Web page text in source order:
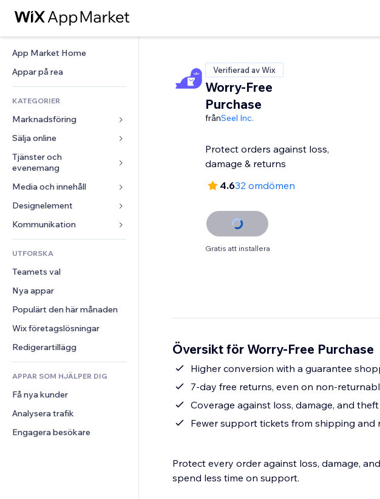
App Market Home
Appar på rea
KATEGORIER
Marknadsföring
Annonser
Mobil
Statistik
Sociala medier
SEO
Interaktioner
Listningar
E-post
Konvertering
Sälja online
Appar för butiker
Frakt och leverans
Sälj-knappar
Onlinekurser
Beställtryck
Redovisning
Kuponger och lojalitet
Lagerlösningar
Dropshipping
Priser och abonnemang
Crowdfunding
Mat och dryck
Tjänster och
evenemang
Hotell
Evenemang
Restauranger
Fastigheter
Bokningar
Media och innehåll
Galleri
Musik
Podcasts
Fotografering
Video
PDF
Fildelning
Nyheter
Designelement
Kartor och navigering
Integritet och säkerhet
Klocka
Sidmallar
Bildeffekter
Knappar och menyer
Banners och märken
Kalkylatorer
Sök
Väder
Diagram och tabeller
Formulär
Undersökningar
Chatt
Kommentarer
Telefon
Community
Omdömen och recensioner
CRM
UTFORSKA
Teamets val
Nya appar
Populärt den här månaden
Wix företagslösningar
Redigerartillägg
APPAR SOM HJÄLPER DIG
Få nya kunder
Analysera trafik
Engagera besökare
Verifierad av Wix
Worry-Free
Purchase
frånSeel Inc.
Protect orders against loss,
damage & returns
4.632 omdömen
Gratis att installera
Översikt för Worry-Free Purchase
Higher conversion with a guarantee
7-day free returns, even on non-
Coverage against loss, damage, and theft
Fewer support tickets from shipping and
Protect every order against loss, damage,
spend less time on support.